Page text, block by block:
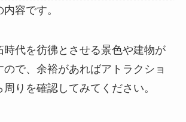
容です。
時代を彷彿とさせる景色や建物が
ので、余裕があればアトラクショ
りを確認してみてください。